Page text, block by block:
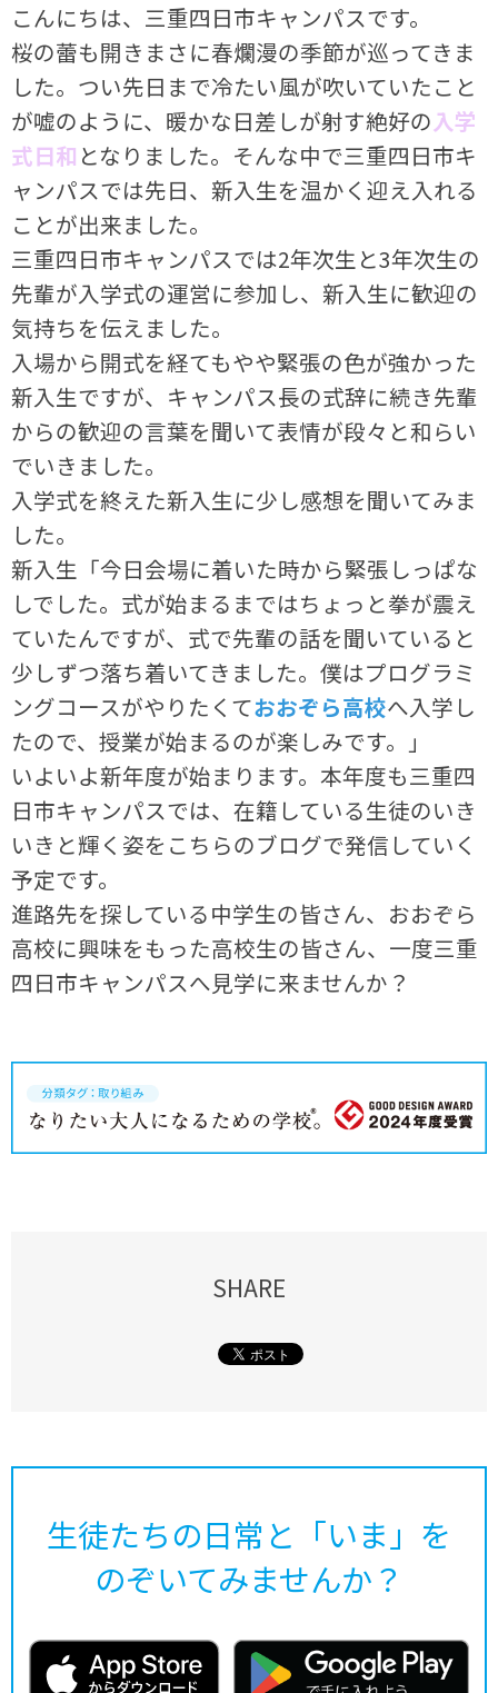
こんにちは、三重四日市キャンパスです。
桜の蕾も開きまさに春爛漫の季節が巡ってきま
した。つい先日まで冷たい風が吹いていたこと
が嘘のように、暖かな日差しが射す絶好の入学
式日和 となりました。そんな中で三重四日市キ
ャンパスでは先日、新入生を温かく迎え入れる
ことが出来ました。
三重四日市キャンパスでは2年次生と3年次生の
先輩が入学式の運営に参加し、新入生に歓迎の
気持ちを伝えました。
入場から開式を経てもやや緊張の色が強かった
新入生ですが、キャンパス長の式辞に続き先輩
からの歓迎の言葉を聞いて表情が段々と和らい
でいきました。
入学式を終えた新入生に少し感想を聞いてみま
した。
新入生「今日会場に着いた時から緊張しっぱな
しでした。式が始まるまではちょっと拳が震え
ていたんですが、式で先輩の話を聞いていると
少しずつ落ち着いてきました。僕はプログラミ
ングコースがやりたくておおぞら高校へ入学し
たので、授業が始まるのが楽しみです。」
いよいよ新年度が始まります。本年度も三重四
日市キャンパスでは、在籍している生徒のいき
いきと輝く姿をこちらのブログで発信していく
予定です。
進路先を探している中学生の皆さん、おおぞら
高校に興味をもった高校生の皆さん、一度三重
四日市キャンパスへ見学に来ませんか？
SHARE
生徒たちの日常と「いま」を
のぞいてみませんか？